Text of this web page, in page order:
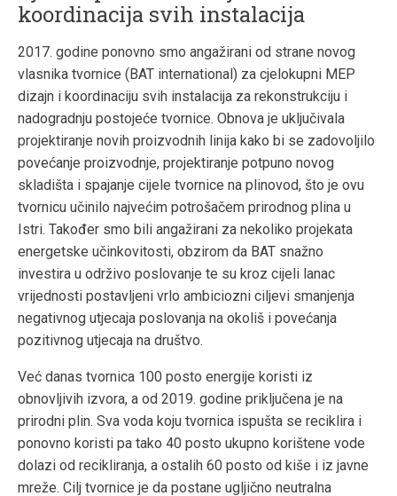
koordinacija svih instalacija
2017. godine ponovno smo angažirani od strane novog
vlasnika tvornice (BAT international) za cjelokupni MEP
dizajn i koordinaciju svih instalacija za rekonstrukciju i
nadogradnju postojeće tvornice. Obnova je uključivala
projektiranje novih proizvodnih linija kako bi se zadovoljilo
povećanje proizvodnje, projektiranje potpuno novog
skladišta i spajanje cijele tvornice na plinovod, što je ovu
tvornicu učinilo najvećim potrošačem prirodnog plina u
Istri. Također smo bili angažirani za nekoliko projekata
energetske učinkovitosti, obzirom da BAT snažno
investira u održivo poslovanje te su kroz cijeli lanac
vrijednosti postavljeni vrlo ambiciozni ciljevi smanjenja
negativnog utjecaja poslovanja na okoliš i povećanja
pozitivnog utjecaja na društvo.
Već danas tvornica 100 posto energije koristi iz
obnovljivih izvora, a od 2019. godine priključena je na
prirodni plin. Sva voda koju tvornica ispušta se reciklira i
ponovno koristi pa tako 40 posto ukupno korištene vode
dolazi od recikliranja, a ostalih 60 posto od kiše i iz javne
mreže. Cilj tvornice je da postane ugljično neutralna